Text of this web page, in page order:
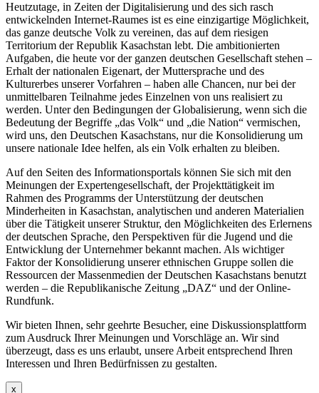
Heutzutage, in Zeiten der Digitalisierung und des sich rasch
entwickelnden Internet-Raumes ist es eine einzigartige Möglichkeit,
das ganze deutsche Volk zu vereinen, das auf dem riesigen
Territorium der Republik Kasachstan lebt. Die ambitionierten
Aufgaben, die heute vor der ganzen deutschen Gesellschaft stehen –
Erhalt der nationalen Eigenart, der Muttersprache und des
Kulturerbes unserer Vorfahren – haben alle Chancen, nur bei der
unmittelbaren Teilnahme jedes Einzelnen von uns realisiert zu
werden. Unter den Bedingungen der Globalisierung, wenn sich die
Bedeutung der Begriffe „das Volk“ und „die Nation“ vermischen,
wird uns, den Deutschen Kasachstans, nur die Konsolidierung um
unsere nationale Idee helfen, als ein Volk erhalten zu bleiben.
Auf den Seiten des Informationsportals können Sie sich mit den
Meinungen der Expertengesellschaft, der Projekttätigkeit im
Rahmen des Programms der Unterstützung der deutschen
Minderheiten in Kasachstan, analytischen und anderen Materialien
über die Tätigkeit unserer Struktur, den Möglichkeiten des Erlernens
der deutschen Sprache, den Perspektiven für die Jugend und die
Entwicklung der Unternehmer bekannt machen. Als wichtiger
Faktor der Konsolidierung unserer ethnischen Gruppe sollen die
Ressourcen der Massenmedien der Deutschen Kasachstans benutzt
werden – die Republikanische Zeitung „DAZ“ und der Online-
Rundfunk.
Wir bieten Ihnen, sehr geehrte Besucher, eine Diskussionsplattform
zum Ausdruck Ihrer Meinungen und Vorschläge an. Wir sind
überzeugt, dass es uns erlaubt, unsere Arbeit entsprechend Ihren
Interessen und Ihren Bedürfnissen zu gestalten.
x